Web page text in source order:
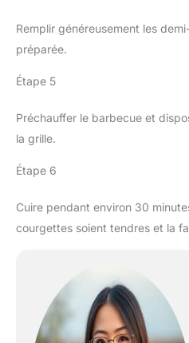
Remplir généreusement les
préparée.
Étape 5
Préchauffer le barbecue et
la grille.
Étape 6
Cuire pendant environ 30
courgettes soient tendres et la